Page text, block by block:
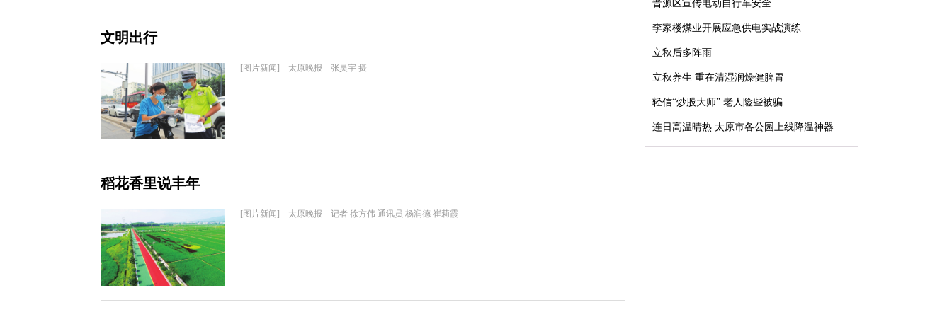
文明出行
[图片新闻] 太原晚报 张昊宇 摄
稻花香里说丰年
[图片新闻] 太原晚报 记者 徐方伟 通讯员 杨润德 崔莉霞
晋源区宣传电动自行车安全
李家楼煤业开展应急供电实战演练
立秋后多阵雨
立秋养生 重在清湿润燥健脾胃
轻信“炒股大师” 老人险些被骗
连日高温晴热 太原市各公园上线降温神器